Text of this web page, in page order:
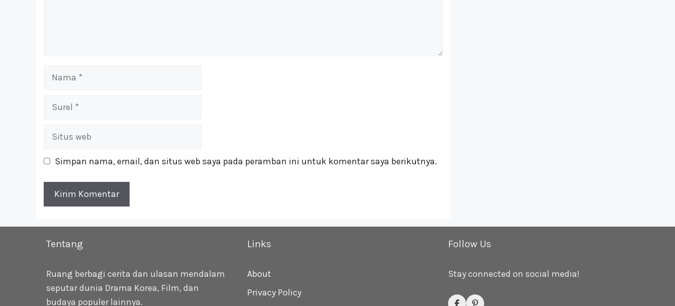
Nama
Surel
Situs
Simpan nama, email, dan situs web saya pada peramban ini untuk komentar saya berikutnya.
Tentang
Ruang berbagi cerita dan ulasan mendalam
seputar dunia Drama Korea, Film, dan
budaya populer lainnya.
Links
About
Privacy Policy
Follow Us
Stay connected on social media!